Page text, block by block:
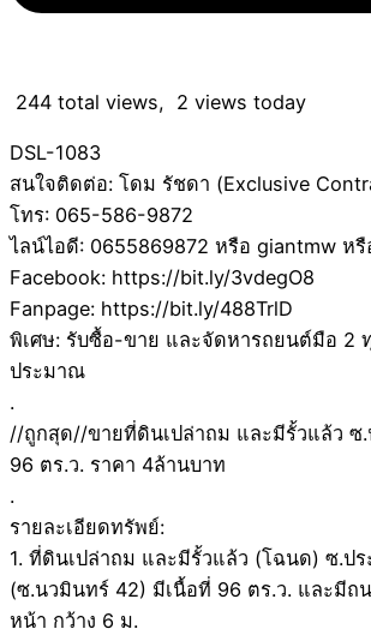
244 total views, 2 views today
DSL-1083
สนใจติดต่อ: โดม รัชดา (Exclusive
โทร: 065-586-9872
ไลน์ไอดี: 0655869872 หรือ giantmw หรื
Facebook: https://bit.ly/3vdegO8
Fanpage: https://bit.ly/488TrlD
พิเศษ: รับซื้อ-ขาย และจัดหารถยนต์มือ 2
ประมาณ
.
//ถูกสุด//ขายที่ดินเปล่าถม และมีรั้วแล้ว ซ.
96 ตร.ว. ราคา 4ล้านบาท
.
รายละเอียดทรัพย์:
1. ที่ดินเปล่าถม และมีรั้วแล้ว (โฉนด) ซ.ปร
(ซ.นวมินทร์ 42) มีเนื้อที่ 96 ตร.ว. และมีถ
หน้า กว้าง 6 ม.